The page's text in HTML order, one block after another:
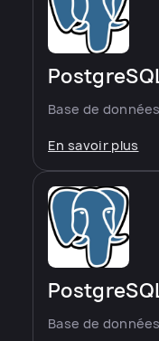
Base de données
En savoir plus
Base de données